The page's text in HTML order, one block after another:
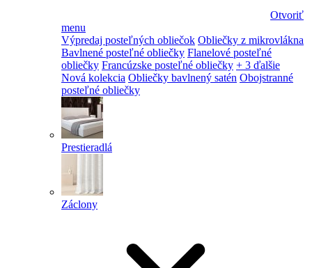
Otvoriť
menu
Výpredaj posteľných obliečok Obliečky z mikrovlákna
Bavlnené posteľné obliečky Flanelové posteľné
obliečky Francúzske posteľné obliečky + 3 ďalšie
Nová kolekcia Obliečky bavlnený satén Obojstranné
posteľné obliečky
Prestieradlá
Záclony